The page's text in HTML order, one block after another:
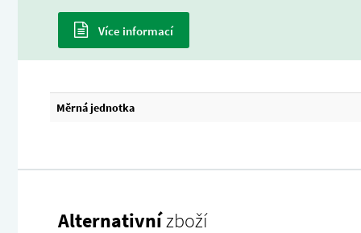
Více informací
Měrná jednotka
Alternativnízboží